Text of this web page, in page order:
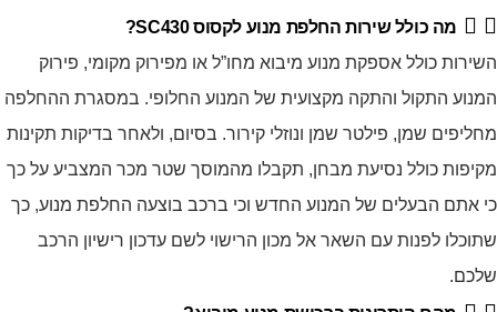
מה כולל שירות החלפת מנוע לקסוס SC430?
השירות כולל אספקת מנוע מיבוא מחו”ל או מפירוק מקומי, פירוק
המנוע התקול והתקה מקצועית של המנוע החלופי. במסגרת ההחלפה
מחליפים שמן, פילטר שמן ונוזלי קירור. בסיום, ולאחר בדיקות תקינות
מקיפות כולל נסיעת מבחן, תקבלו מהמוסך שטר מכר המצביע על כך
כי אתם הבעלים של המנוע החדש וכי ברכב בוצעה החלפת מנוע, כך
שתוכלו לפנות עם השאר אל מכון הרישוי לשם עדכון רישיון הרכב
שלכם.